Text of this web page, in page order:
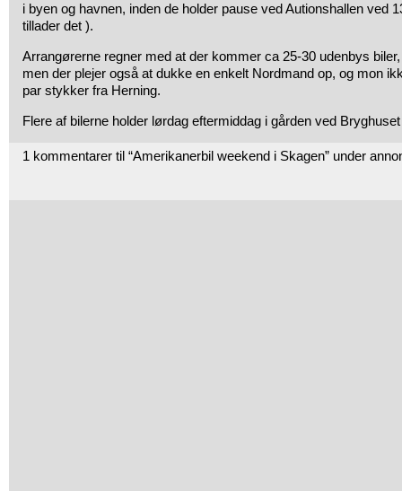
i byen og havnen, inden de holder pause ved Autionshallen ved
tillader det ).
Arrangørerne regner med at der kommer ca 25-30 udenbys
men der plejer også at dukke en enkelt Nordmand op, og mon
par stykker fra Herning.
Flere af bilerne holder lørdag eftermiddag i gården ved
1 kommentarer til “Amerikanerbil weekend i Skagen” under